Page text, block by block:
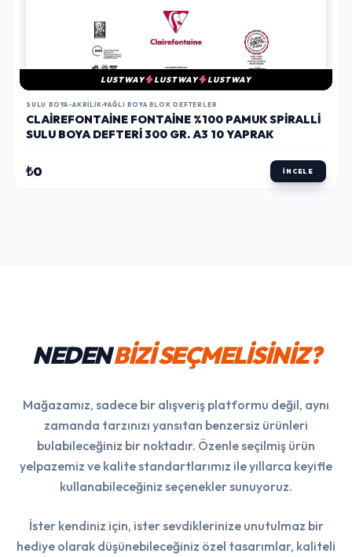
LUSTWAY LUSTWAY LUSTWAY
SULU BOYA-AKRILIK-YAĞLI BOYA BLOK DEFTERLER
CLAIREFONTAINE FONTAINE %100 PAMUK SPIRALLI
SULU BOYA DEFTERI 300 GR. A3 10 YAPRAK
₺0 İNCELE
NEDENBİZİ SEÇMELİSİNİZ?
Mağazamız, sadece bir alışveriş platformu değil, aynı
zamanda tarzınızı yansıtan benzersiz ürünleri
bulabileceğiniz bir noktadır. Özenle seçilmiş ürün
yelpazemiz ve kalite standartlarımız ile yıllarca keyifle
kullanabileceğiniz seçenekler sunuyoruz.
İster kendiniz için, ister sevdiklerinize unutulmaz bir
hediye olarak düşünebileceğiniz özel tasarımlar, kaliteli